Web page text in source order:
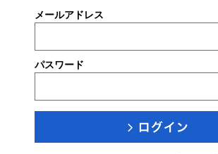
メールアドレス
パスワード